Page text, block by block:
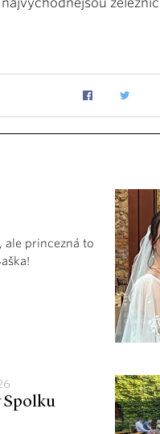
ale princezná to
Spolku